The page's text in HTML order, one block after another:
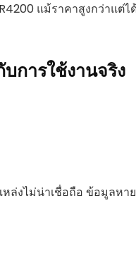
แม้ราคาสูงกว่าแต่ไ
การใช้งานจริง
ล่งไม่น่าเชื่อถือ ข้อมูลหา